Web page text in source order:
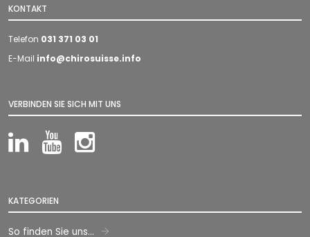
KONTAKT
Telefon 031 371 03 01
E-Mail info@chirosuisse.info
VERBINDEN SIE SICH MIT UNS
LinkedIn
YouTube
KATEGORIEN
So finden Sie uns...